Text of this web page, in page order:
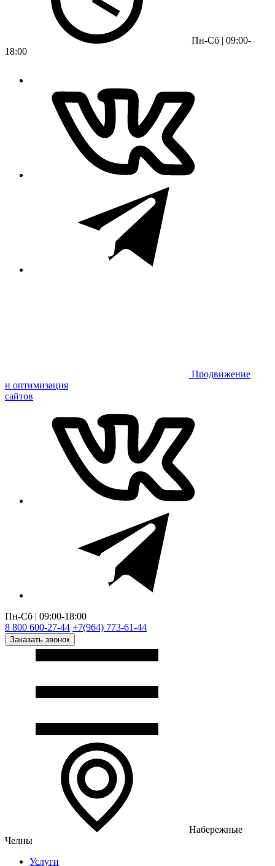
Пн-Сб | 09:00-
18:00
Продвижение
и оптимизация
сайтов
Пн-Сб | 09:00-18:00
8 800 600-27-44 +7(964) 773-61-44
Заказать звонок
Набережные
Челны
Услуги